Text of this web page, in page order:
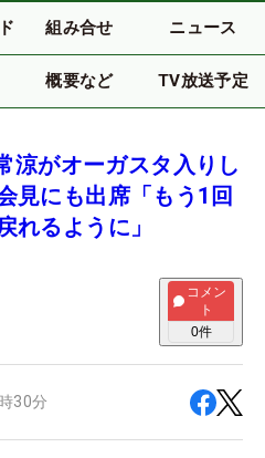
組み合せ ニュース
概要など TV放送予定
涼がオーガスタ入りし
にも出席「もう1回
れるように」
コメン
ト
0件
30分